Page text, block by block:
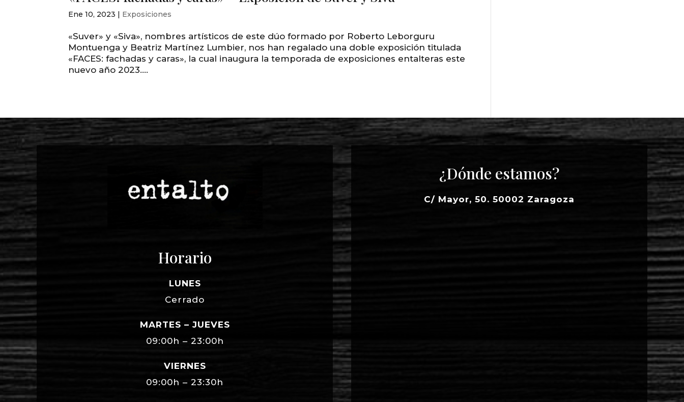
Ene 10, 2023 | Exposiciones
«Suver» y «Siva», nombres artísticos de este dúo formado por Roberto Leborguru
Montuenga y Beatriz Martínez Lumbier, nos han regalado una doble exposición titulada
«FACES: fachadas y caras», la cual inaugura la temporada de exposiciones entalteras este
nuevo año 2023....
Horario
LUNES
Cerrado
MARTES – JUEVES
09:00h – 23:00h
VIERNES
09:00h – 23:30h
¿Dónde estamos?
C/ Mayor, 50. 50002 Zaragoza